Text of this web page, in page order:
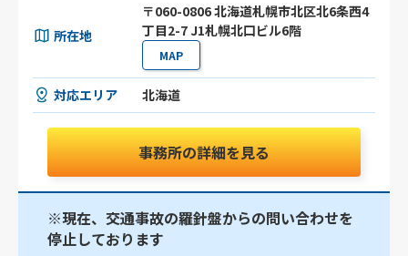
所在地
〒060-0806 北海道札幌市北区北6条西4
丁目2-7 J1札幌北口ビル6階
MAP
対応エリア 北海道
事務所の詳細を見る
※現在、交通事故の羅針盤からの問い合わせを
停止しております